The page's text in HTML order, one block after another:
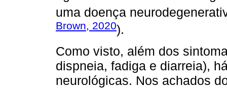
uma doença
Brown, 2020).
Como visto, além dos
dispneia, fadiga e diarreia),
neurológicas. Nos achados